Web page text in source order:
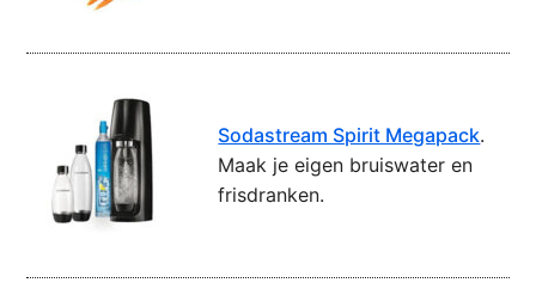
Sodastream Spirit Megapack.
Maak je eigen bruiswater en
frisdranken.